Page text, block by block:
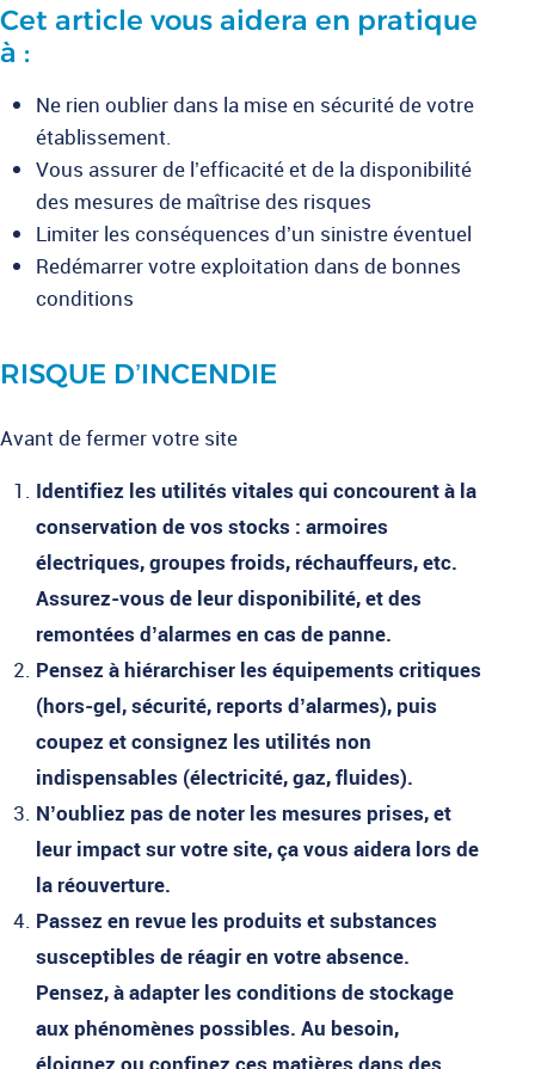
Cet article vous aidera en pratique
à :
Ne rien oublier dans la mise en sécurité de votre
établissement.
Vous assurer de l’efficacité et de la disponibilité
des mesures de maîtrise des risques
Limiter les conséquences d’un sinistre éventuel
Redémarrer votre exploitation dans de bonnes
conditions
RISQUE D’INCENDIE
Avant de fermer votre site
Identifiez les utilités vitales qui concourent à la
conservation de vos stocks : armoires
électriques, groupes froids, réchauffeurs, etc.
Assurez-vous de leur disponibilité, et des
remontées d’alarmes en cas de panne.
Pensez à hiérarchiser les équipements critiques
(hors-gel, sécurité, reports d’alarmes), puis
coupez et consignez les utilités non
indispensables (électricité, gaz, fluides).
N’oubliez pas de noter les mesures prises, et
leur impact sur votre site, ça vous aidera lors de
la réouverture.
Passez en revue les produits et substances
susceptibles de réagir en votre absence.
Pensez, à adapter les conditions de stockage
aux phénomènes possibles. Au besoin,